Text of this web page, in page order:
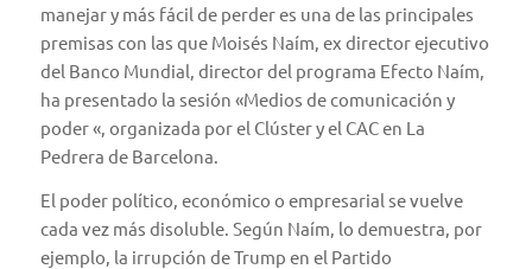
manejar y más fácil de perder es una de las principales
premisas con las que Moisés Naím, ex director ejecutivo
del Banco Mundial, director del programa Efecto Naím,
ha presentado la sesión «Medios de comunicación y
poder «, organizada por el Clúster y el CAC en La
Pedrera de Barcelona.
El poder político, económico o empresarial se vuelve
cada vez más disoluble. Según Naím, lo demuestra, por
ejemplo, la irrupción de Trump en el Partido